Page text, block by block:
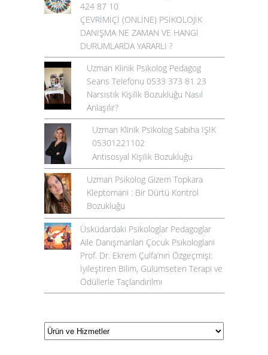
424 87 10
ÇEVRİMİÇİ (ONLİNE) PSİKOLOJİK
DANIŞMA NE ZAMAN VE HANGİ
DURUMLARDA YARARLI ?
Uzman Klinik Psikolog Pedagog
Seans Telefonu 0533 373 81 23
Narsistik Kişilik Bozukluğu Nasıl
Anlaşılır?
Uzman Klinik Psikolog Sabiha IŞIK
05301221102
Antisosyal Kişilik Bozukluğu
Uzman Psikolog Gizem Topkara
Kleptomani : Bir Dürtü Kontrol
Bozukluğu
Üsküdardaki Psikologlar Pedagoglar
Aile Danışmanları Çocuk Psikologlarıi
Prof. Dr. Ekrem Çulfa’nın Özgeçmişi:
İyileştiren Bilim, Gülümseten Terapi ve
Ödüllerle Taçlandırılmı